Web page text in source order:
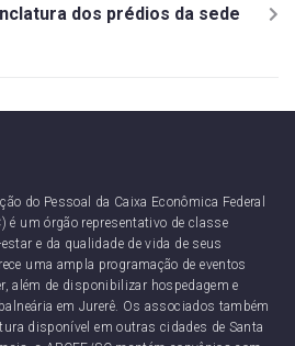
dos prédios da sede
do Pessoal da Caixa Econômica Federal
é um órgão representativo de classe
e da qualidade de vida de seus
uma ampla programação de eventos
além de disponibilizar hospedagem e
em Jurerê. Os associados também
disponível em outras cidades de Santa